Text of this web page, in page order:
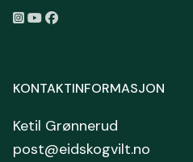
KONTAKTINFORMASJON
Ketil Grønnerud
post@eidskogvilt.no